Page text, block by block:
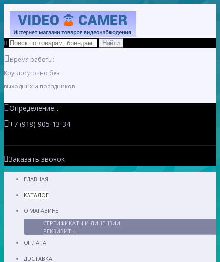
Время работы:
Круглосуточно без
выходных и праздников
Определение...
+7 (918) 905-13-34
Заказать звонок
ГЛАВНАЯ
КАТАЛОГ
О МАГАЗИНЕ
СЕРТИФИКАТЫ И ЛИЦЕНЗИИ
РЕКВИЗИТЫ
ОПЛАТА
ДОСТАВКА